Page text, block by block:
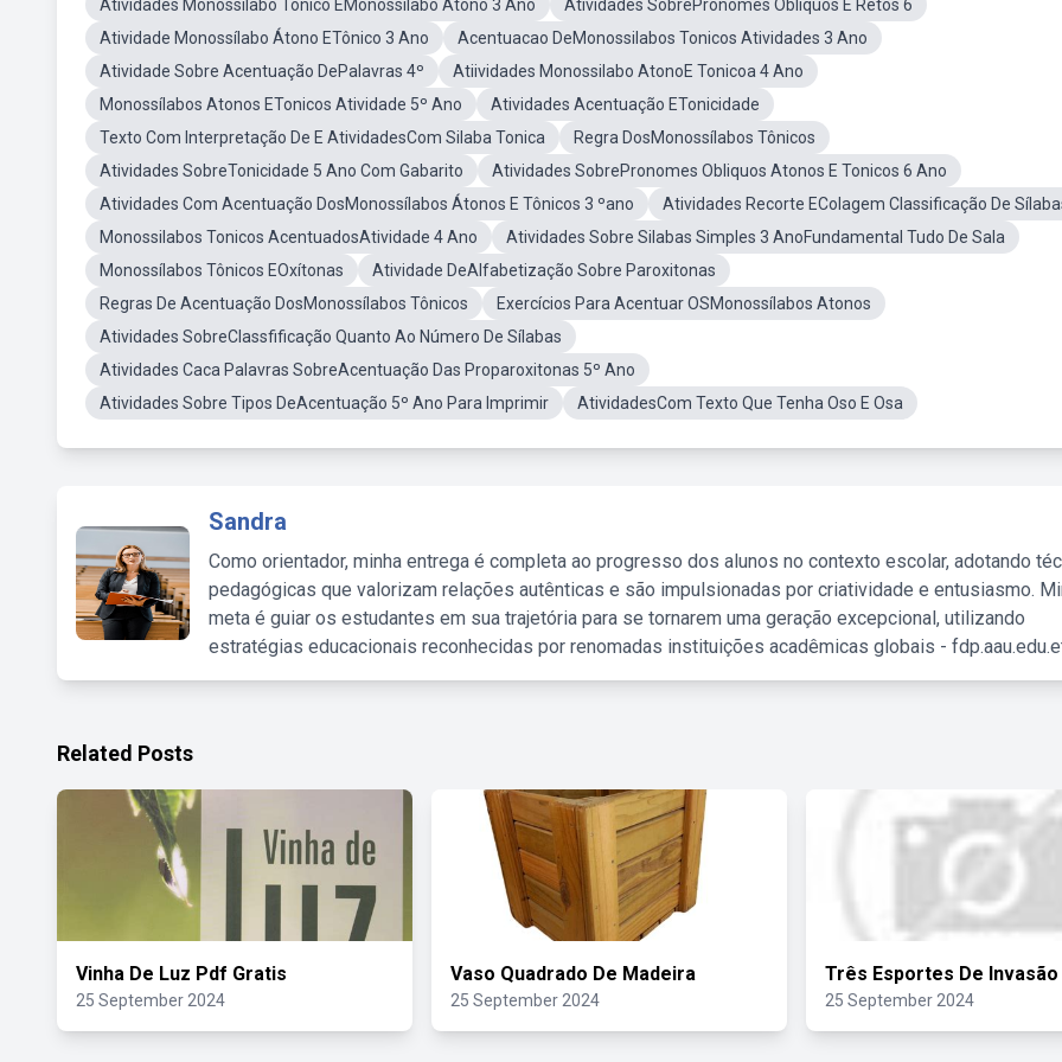
Atividades Monossilabo Tonico EMonossilabo Átono 3 Ano
Atividades SobrePronomes Oblíquos E Retos 6
Atividade Monossílabo Átono ETônico 3 Ano
Acentuacao DeMonossilabos Tonicos Atividades 3 Ano
Atividade Sobre Acentuação DePalavras 4º
Atiividades Monossilabo AtonoE Tonicoa 4 Ano
Monossílabos Atonos ETonicos Atividade 5º Ano
Atividades Acentuação ETonicidade
Texto Com Interpretação De E AtividadesCom Silaba Tonica
Regra DosMonossílabos Tônicos
Atividades SobreTonicidade 5 Ano Com Gabarito
Atividades SobrePronomes Obliquos Atonos E Tonicos 6 Ano
Atividades Com Acentuação DosMonossílabos Átonos E Tônicos 3 ºano
Atividades Recorte EColagem Classificação De
Monossilabos Tonicos AcentuadosAtividade 4 Ano
Atividades Sobre Silabas Simples 3 AnoFundamental Tudo De Sala
Monossílabos Tônicos EOxítonas
Atividade DeAlfabetização Sobre Paroxitonas
Regras De Acentuação DosMonossílabos Tônicos
Exercícios Para Acentuar OSMonossílabos Atonos
Atividades SobreClassfificação Quanto Ao Número De Sílabas
Atividades Caca Palavras SobreAcentuação Das Proparoxitonas 5º Ano
Atividades Sobre Tipos DeAcentuação 5º Ano Para Imprimir
AtividadesCom Texto Que Tenha Oso E Osa
Sandra
Como orientador, minha entrega é completa ao progresso dos alunos no contexto escolar, adotando
pedagógicas que valorizam relações autênticas e são impulsionadas por criatividade e entusiasmo.
meta é guiar os estudantes em sua trajetória para se tornarem uma geração excepcional, utilizando
estratégias educacionais reconhecidas por renomadas instituições acadêmicas globais -
Related Posts
Vinha De Luz Pdf Gratis
25 September 2024
Vaso Quadrado De Madeira
25 September 2024
Três Esportes De Invasão
25 September 2024